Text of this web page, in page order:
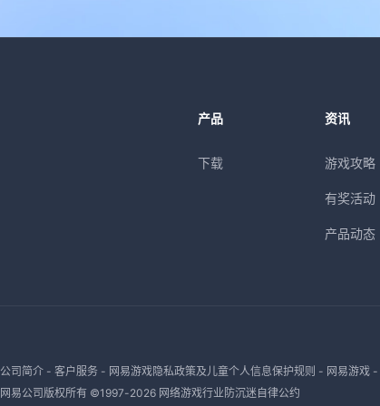
产品
下载
资讯
游戏攻略
有奖活动
产品动态
公司简介- 客户服务- 网易游戏隐私政策及儿童个人信息保护规则 - 网易游戏-
网易公司版权所有 ©1997-2026 网络游戏行业防沉迷自律公约